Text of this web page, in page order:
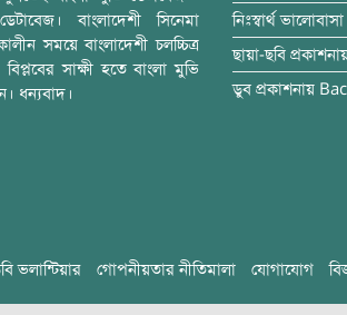
বাংলাদেশী সিনেমা
সময়ে বাংলাদেশী চলচ্চিত্র
সাক্ষী হতে বাংলা মুভি
ধন্যবাদ।
নিঃস্বার্থ ভালোবাসা
ছায়া-ছবি
ডুব প্রকাশনায়
ভলান্টিয়ার গোপনীয়তার নীতিমালা যোগাযোগ